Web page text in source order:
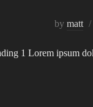
by matt
1 Lorem ipsum